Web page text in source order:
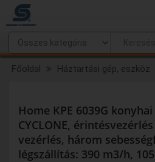
Főoldal Háztartási gép, eszköz
Home KPE 6039G
CYCLONE,
vezérlés, három
légszállítás: 390 m3/h,